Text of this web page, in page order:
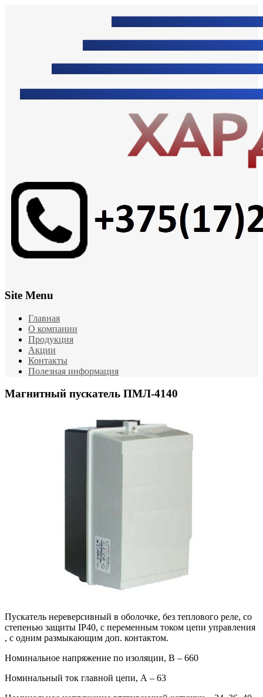
Site Menu
Главная
О компании
Продукция
Акции
Контакты
Полезная информация
Магнитный пускатель ПМЛ-4140
Пускатель нереверсивный в оболочке, без теплового реле, со
степенью защиты IP40, c переменным током цепи управления
, с одним размыкающим доп. контактом.
Номинальное напряжение по изоляции, В – 660
Номинальный ток главной цепи, А – 63